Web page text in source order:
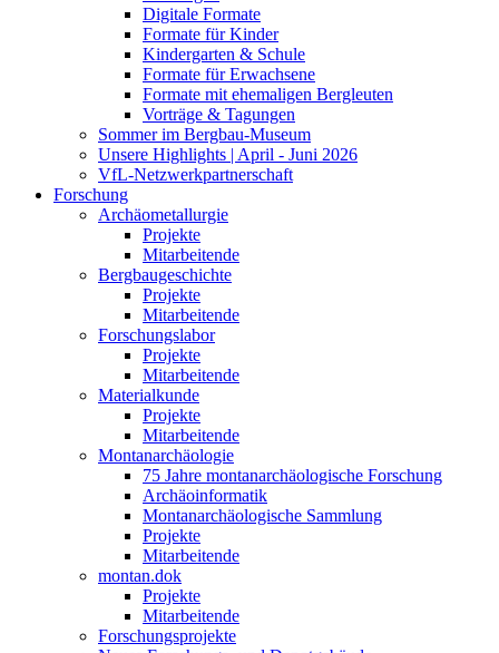
Digitale Formate
Formate für Kinder
Kindergarten & Schule
Formate für Erwachsene
Formate mit ehemaligen Bergleuten
Vorträge & Tagungen
Sommer im Bergbau-Museum
Unsere Highlights | April - Juni 2026
VfL-Netzwerkpartnerschaft
Forschung
Archäometallurgie
Projekte
Mitarbeitende
Bergbaugeschichte
Projekte
Mitarbeitende
Forschungslabor
Projekte
Mitarbeitende
Materialkunde
Projekte
Mitarbeitende
Montanarchäologie
75 Jahre montanarchäologische Forschung
Archäoinformatik
Montanarchäologische Sammlung
Projekte
Mitarbeitende
montan.dok
Projekte
Mitarbeitende
Forschungsprojekte